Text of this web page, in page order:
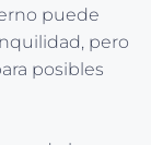
puede
pero
posibles